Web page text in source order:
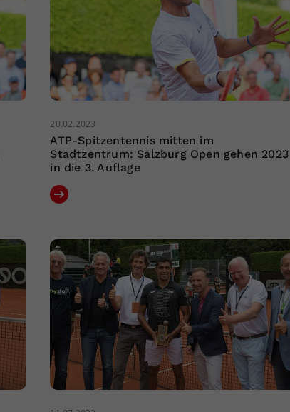
20.02.2023
ATP-Spitzentennis mitten im
Stadtzentrum: Salzburg Open gehen 2023
in die 3. Auflage